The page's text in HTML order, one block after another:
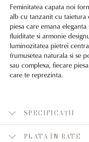
Feminitatea capata noi
alb cu tanzanit cu taietura
piesa care emana
fluiditate si armonie
luminozitatea pietrei
frumusetea naturala si se
sau complexa, fiecare
care te reprezinta.
SPECIFICAȚII
PLATA ÎN RATE